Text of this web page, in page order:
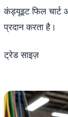
कंड्यूइट फिल चार्ट
प्रदान करता है।
ट्रेड साइज़